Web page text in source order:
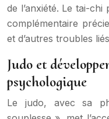
de l’anxiété. Le tai-
complémentaire
et d’autres troubles
Judo et
psychologique
Le judo, avec sa